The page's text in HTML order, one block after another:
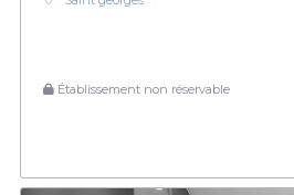
Établissement non réservable